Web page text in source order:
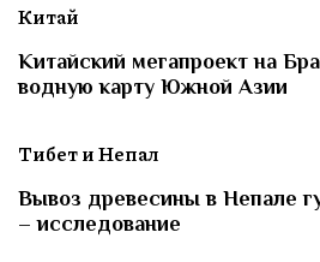
Китай
Китайский мегапроект на
водную карту Южной Азии
Тибет и Непал
Вывоз древесины в Непале
– исследование